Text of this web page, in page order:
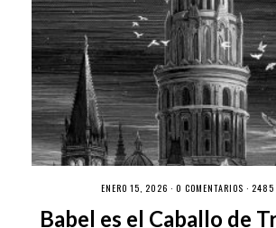
ENERO 15, 2026 · 0 COMENTARIOS · 2485
Babel es el Caballo de